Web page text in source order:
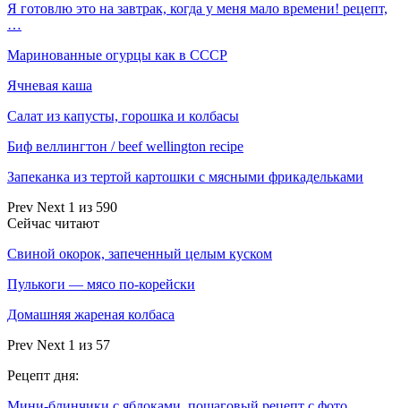
Я готовлю это на завтрак, когда у меня мало времени! рецепт,
…
Маринованные огурцы как в СССР
Ячневая каша
Салат из капусты, горошка и колбасы
Биф веллингтон / beef wellington recipe
Запеканка из тертой картошки с мясными фрикадельками
Prev Next 1 из 590
Сейчас читают
Свиной окорок, запеченный целым куском
Пулькоги — мясо по-корейски
Домашняя жареная колбаса
Prev Next 1 из 57
Рецепт дня: